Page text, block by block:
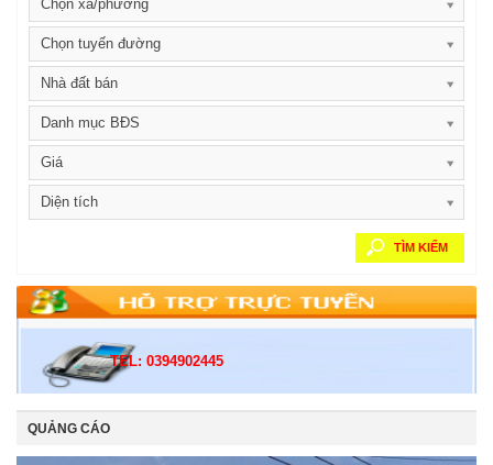
Chọn xã/phường
Chọn tuyến đường
Nhà đất bán
Danh mục BĐS
Giá
Diện tích
TÌM KIẾM
TEL: 0394902445
QUẢNG CÁO